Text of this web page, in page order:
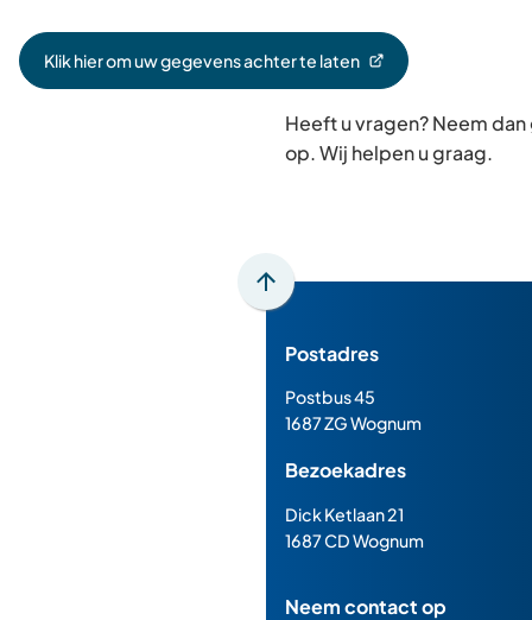
Klik hier om uw gegevens achter te laten
(Verwijst
Heeft u vragen? Neem
op. Wij helpen u graag.
Scroll
boven
het
van
de
paginainhoud
Postadres
Postbus 45
1687 ZG Wognum
Bezoekadres
Dick Ketlaan 21
1687 CD Wognum
Neem contact op